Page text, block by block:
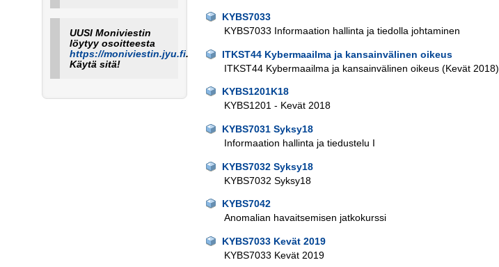
KYBS7033
KYBS7033 Informaation hallinta ja tiedolla johtaminen
ITKST44 Kybermaailma ja kansainvälinen oikeus
ITKST44 Kybermaailma ja kansainvälinen oikeus (Kevät 2018)
KYBS1201K18
KYBS1201 - Kevät 2018
KYBS7031 Syksy18
Informaation hallinta ja tiedustelu I
KYBS7032 Syksy18
KYBS7032 Syksy18
KYBS7042
Anomalian havaitsemisen jatkokurssi
KYBS7033 Kevät 2019
KYBS7033 Kevät 2019
UUSI Moniviestin
löytyy osoitteesta
https://moniviestin.jyu.fi.
Käytä sitä!